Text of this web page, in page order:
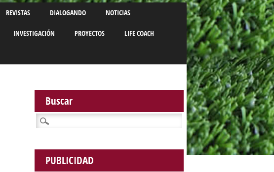
REVISTAS DIALOGANDO NOTICIAS
INVESTIGACIÓN PROYECTOS LIFE COACH
Buscar
Buscar:
PUBLICIDAD